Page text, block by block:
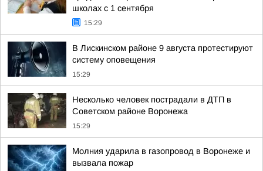
школах с 1 сентября
15:29
В Лискинском районе 9 августа протестируют
систему оповещения
15:29
Несколько человек пострадали в ДТП в
Советском районе Воронежа
15:29
Молния ударила в газопровод в Воронеже и
вызвала пожар